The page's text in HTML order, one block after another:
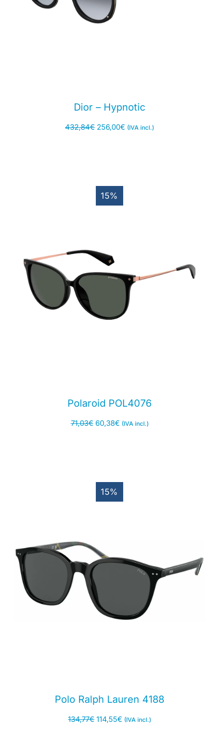
Dior – Hypnotic
432,84€ 256,00€ (IVA incl.)
15%
Polaroid POL4076
71,03€ 60,38€ (IVA incl.)
15%
Polo Ralph Lauren 4188
134,77€ 114,55€ (IVA incl.)